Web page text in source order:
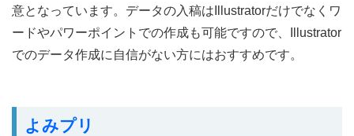
意となっています。データの入稿はIllustratorだけでなくワ
ードやパワーポイントでの作成も可能ですので、Illustrator
でのデータ作成に自信がない方にはおすすめです。
よみプリ